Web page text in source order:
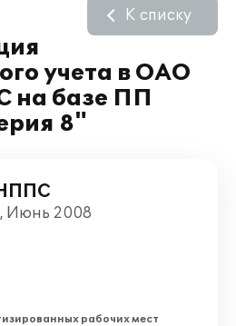
учета в ОАО
на базе ПП
8"
К списку
Июнь 2008
рабочих мест